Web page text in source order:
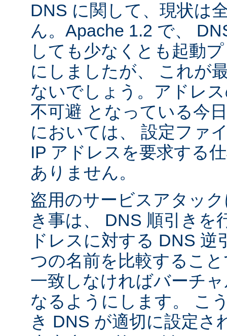
DNS に関して、現状は
ん。Apache 1.2 で、
しても少なくとも起動
にしましたが、 これが
ないでしょう。アドレ
不可避 となっている今
においては、 設定ファ
IP アドレスを要求する
ありません。
盗用のサービスアタッ
き事は、 DNS 順引きを
ドレスに対する DNS
つの名前を比較するこ
一致しなければバーチ
なるようにします。 こ
き DNS が適切に設定さ